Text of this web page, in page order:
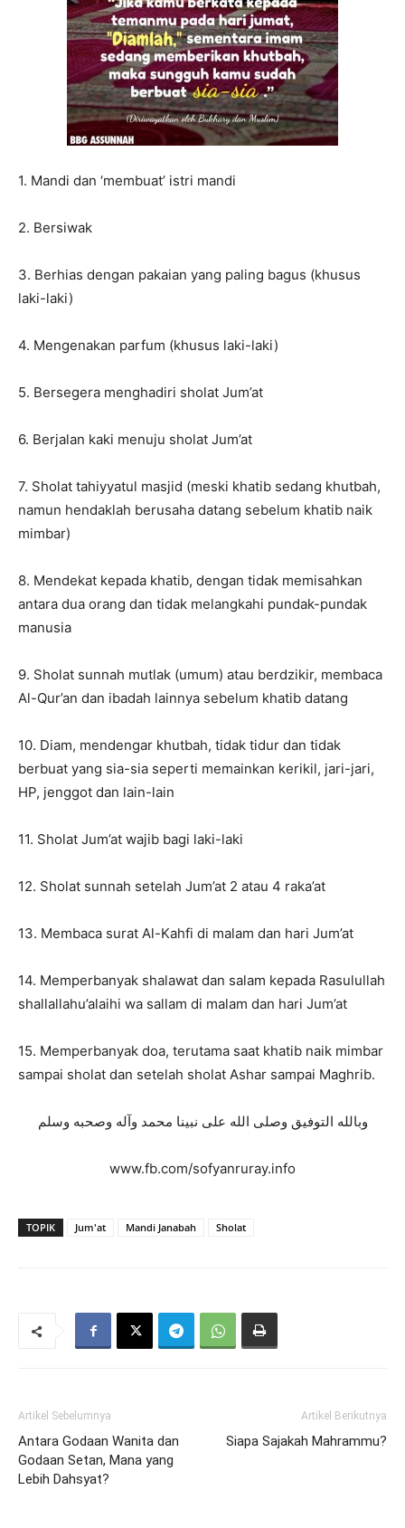
1. Mandi dan ‘membuat’ istri mandi
2. Bersiwak
3. Berhias dengan pakaian yang paling bagus (khusus
laki-laki)
4. Mengenakan parfum (khusus laki-laki)
5. Bersegera menghadiri sholat Jum’at
6. Berjalan kaki menuju sholat Jum’at
7. Sholat tahiyyatul masjid (meski khatib sedang khutbah,
namun hendaklah berusaha datang sebelum khatib naik
mimbar)
8. Mendekat kepada khatib, dengan tidak memisahkan
antara dua orang dan tidak melangkahi pundak-pundak
manusia
9. Sholat sunnah mutlak (umum) atau berdzikir, membaca
Al-Qur’an dan ibadah lainnya sebelum khatib datang
10. Diam, mendengar khutbah, tidak tidur dan tidak
berbuat yang sia-sia seperti memainkan kerikil, jari-jari,
HP, jenggot dan lain-lain
11. Sholat Jum’at wajib bagi laki-laki
12. Sholat sunnah setelah Jum’at 2 atau 4 raka’at
13. Membaca surat Al-Kahfi di malam dan hari Jum’at
14. Memperbanyak shalawat dan salam kepada Rasulullah
shallallahu’alaihi wa sallam di malam dan hari Jum’at
15. Memperbanyak doa, terutama saat khatib naik mimbar
sampai sholat dan setelah sholat Ashar sampai Maghrib.
وبالله التوفيق وصلى الله على نبينا محمد وآله وصحبه وسلم
www.fb.com/sofyanruray.info
TOPIK Jum'at Mandi Janabah Sholat
Artikel Sebelumnya
Antara Godaan Wanita dan
Godaan Setan, Mana yang
Lebih Dahsyat?
Artikel Berikutnya
Siapa Sajakah Mahrammu?